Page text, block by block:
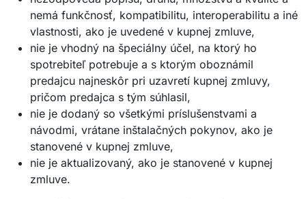
nemá funkčnosť, kompatibilitu, interoperabilitu a iné
vlastnosti, ako je uvedené v kupnej zmluve,
nie je vhodný na špeciálny účel, na ktorý ho
spotrebiteľ potrebuje a s ktorým oboznámil
predajcu najneskôr pri uzavretí kupnej zmluvy,
pričom predajca s tým súhlasil,
nie je dodaný so všetkými príslušenstvami a
návodmi, vrátane inštalačných pokynov, ako je
stanovené v kupnej zmluve,
nie je aktualizovaný, ako je stanovené v kupnej
zmluve.